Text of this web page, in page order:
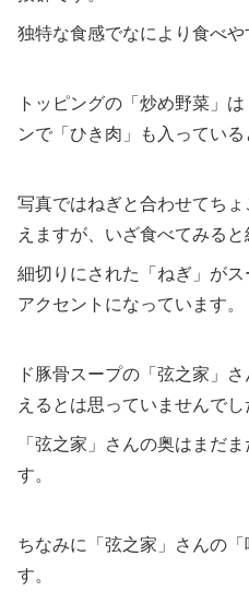
独特な食感でなにより食べや
トッピングの「炒め野菜」
ンで「ひき肉」も入っている
写真ではねぎと合わせてち
えますが、いざ食べてみる
細切りにされた「ねぎ」が
アクセントになっています。
ド豚骨スープの「弦之家」
えるとは思っていませんでし
「弦之家」さんの奥はまだ
す。
ちなみに「弦之家」さんの
す。